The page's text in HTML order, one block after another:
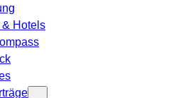
Hotels